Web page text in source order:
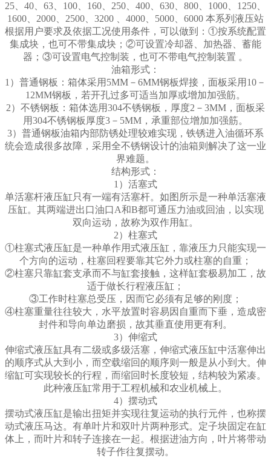
25、40、63、100、160、250、400、630、800、1000、1250、
1600、2000、2500、3200 、4000、5000、6000 本系列液压站
根据用户要求及依据工况使用条件，可以做到：①按系统配置
集成块，也可不带集成块；②可设置冷却器、加热器、蓄能
器；③可设置电气控制装，也可不带电气控制装置 。
油箱形式：
1）普通钢板：箱体采用5MM－6MM钢板焊接，面板采用10－
12MM钢板，若开孔过多可适当加厚或增加加强筋。
2）不锈钢板：箱体选用304不锈钢板，厚度2－3MM，面板采
用304不锈钢板厚度3－5MM，承重部位增加加强筋。
3）普通钢板油箱内部防锈处理较难实现，铁锈进入油循环系
统会造成很多故障，采用全不锈钢设计的油箱则解决了这一业
界难题。
结构形式：
1）活塞式
单活塞杆液压缸只有一端有活塞杆。如图所示是一种单活塞液
压缸。其两端进出口油口A和B都可通压力油或回油，以实现
双向运动，故称为双作用缸。
2）柱塞式
①柱塞式液压缸是一种单作用式液压缸，靠液压力只能实现一
个方向的运动，柱塞回程要靠其它外力或柱塞的自重；
②柱塞只靠缸套支承而不与缸套接触，这样缸套极易加工，故
适于做长行程液压缸；
③工作时柱塞总受压，因而它必须有足够的刚度；
④柱塞重量往往较大，水平放置时容易因自重而下垂，造成密
封件和导向单边磨损，故其垂直使用更有利。
3）伸缩式
伸缩式液压缸具有二级或多级活塞，伸缩式液压缸中活塞伸出
的顺序式从大到小，而空载缩回的顺序则一般是从小到大。伸
缩缸可实现较长的行程，而缩回时长度较短，结构较为紧凑。
此种液压缸常用于工程机械和农业机械上。
4）摆动式
摆动式液压缸是输出扭矩并实现往复运动的执行元件，也称摆
动式液压马达。有单叶片和双叶片两种形式。定子块固定在缸
体上，而叶片和转子连接在一起。根据进油方向，叶片将带动
转子作往复摆动。